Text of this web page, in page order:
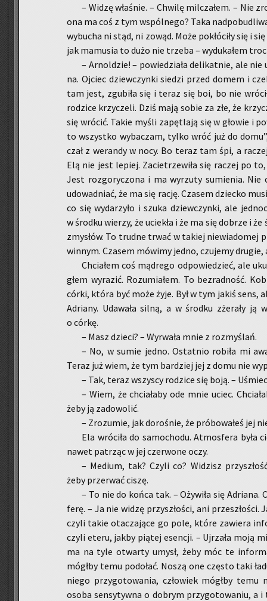
– Widzę wła­śnie. – Chwi­lę mil­cza­łem. – Nie
ona ma coś z tym wspól­ne­go? Taka
wy­bu­cha ni stąd, ni zowąd. Może po­kłó­ci­ły się i
jak ma­mu­sia to dużo nie trze­ba – wy­du­ka­łem
– Ar­nol­dzie! – po­wie­dzia­ła de­li­kat­nie, ale
na. Oj­ciec dziew­czyn­ki sie­dzi przed domem i
tam jest, zgu­bi­ła się i teraz się boi, bo nie
ro­dzi­ce krzy­cze­li. Dziś mają sobie za złe, że
się wró­cić. Takie myśli za­pę­tla­ją się w gło­wie i
to wszyst­ko wy­ba­czam, tylko wróć już do
czał z we­ran­dy w nocy. Bo teraz tam śpi, a
Elą nie jest le­piej. Za­cie­trze­wi­ła się ra­czej po
Jest roz­go­ry­czo­na i ma wy­rzu­ty su­mie­nia. Nie
udo­wad­niać, że ma się rację. Cza­sem dziec­ko
co się wy­da­rzy­ło i szuka dziew­czyn­ki, ale
w środ­ku wie­rzy, że ucie­kła i że ma się do­brze i
zmy­słów. To trud­ne trwać w ta­kiej nie­wia­do­mej
win­nym. Cza­sem mó­wi­my jedno, czu­je­my
Chcia­łem coś mą­dre­go od­po­wie­dzieć, ale
głem wy­ra­zić. Ro­zu­mia­łem. To bez­rad­ność.
córki, która być może żyje. Był w tym jakiś sens,
Ad­ria­ny. Uda­wa­ła silną, a w środ­ku zże­ra­ły ją
o córkę.
– Masz dzie­ci? – Wy­rwa­ła mnie z roz­my­ślań.
– No, w sumie jedno. Ostat­nio ro­bi­ła mi
Teraz już wiem, że tym bar­dziej jej z domu nie
– Tak, teraz wszy­scy ro­dzi­ce się boją. –
– Wiem, że chcia­ła­by ode mnie uciec.
żeby ją za­do­wo­lić.
– Zro­zu­mie, jak do­ro­śnie, że pró­bo­wa­łeś jej
Ela wró­ci­ła do sa­mo­cho­du. At­mos­fe­ra była
nawet pa­trząc w jej czer­wo­ne oczy.
– Me­dium, tak? Czyli co? Wi­dzisz
żeby prze­rwać ciszę.
– To nie do końca tak. – Oży­wi­ła się
fe­rę. – Ja nie widzę przy­szło­ści, ani prze­szło­ści.
czyli takie ota­cza­ją­ce go pole, które za­wie­ra
czyli eteru, jakby pią­tej esen­cji. – Uj­rza­ła moją
ma na tyle otwar­ty umysł, żeby móc te
mógł­by temu po­do­łać. Noszą one czę­sto taki
nie­go przy­go­to­wa­nia, czło­wiek mógł­by
osoba sen­sy­tyw­na o do­brym przy­go­to­wa­niu,